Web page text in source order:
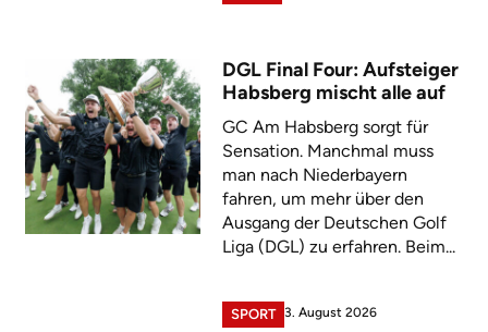
DGL Final Four: Aufsteiger
Habsberg mischt alle auf
GC Am Habsberg sorgt für
Sensation. Manchmal muss
man nach Niederbayern
fahren, um mehr über den
Ausgang der Deutschen Golf
Liga (DGL) zu erfahren. Beim...
SPORT 3. August 2026